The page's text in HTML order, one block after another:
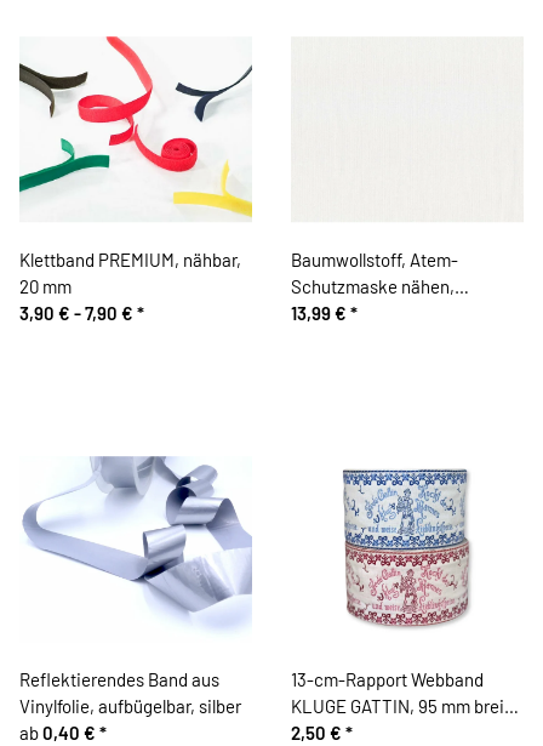
Klettband PREMIUM, nähbar,
20 mm
3,90 € -7,90 € *
Baumwollstoff, Atem-
Schutzmaske nähen,
kochfest, weiß
13,99 € *
Reflektierendes Band aus
Vinylfolie, aufbügelbar, silber
ab0,40 € *
13-cm-Rapport Webband
KLUGE GATTIN, 95 mm breit,
Vaupel & Heilenbeck
2,50 € *